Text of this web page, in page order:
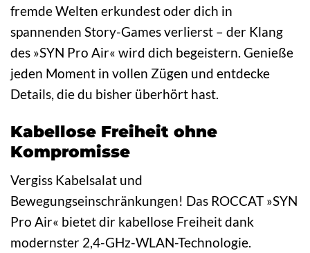
fremde Welten erkundest oder dich in
spannenden Story-Games verlierst – der Klang
des »SYN Pro Air« wird dich begeistern. Genieße
jeden Moment in vollen Zügen und entdecke
Details, die du bisher überhört hast.
Kabellose Freiheit ohne
Kompromisse
Vergiss Kabelsalat und
Bewegungseinschränkungen! Das ROCCAT »SYN
Pro Air« bietet dir kabellose Freiheit dank
modernster 2,4-GHz-WLAN-Technologie.